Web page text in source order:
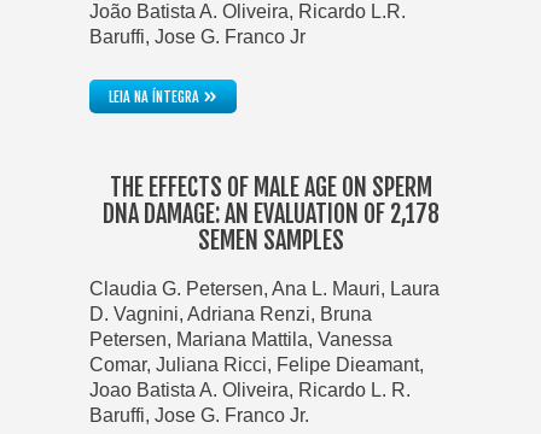
João Batista A. Oliveira, Ricardo L.R.
Baruffi, Jose G. Franco Jr
LEIA NA ÍNTEGRA»
THE EFFECTS OF MALE AGE ON SPERM
DNA DAMAGE: AN EVALUATION OF 2,178
SEMEN SAMPLES
Claudia G. Petersen, Ana L. Mauri, Laura
D. Vagnini, Adriana Renzi, Bruna
Petersen, Mariana Mattila, Vanessa
Comar, Juliana Ricci, Felipe Dieamant,
Joao Batista A. Oliveira, Ricardo L. R.
Baruffi, Jose G. Franco Jr.